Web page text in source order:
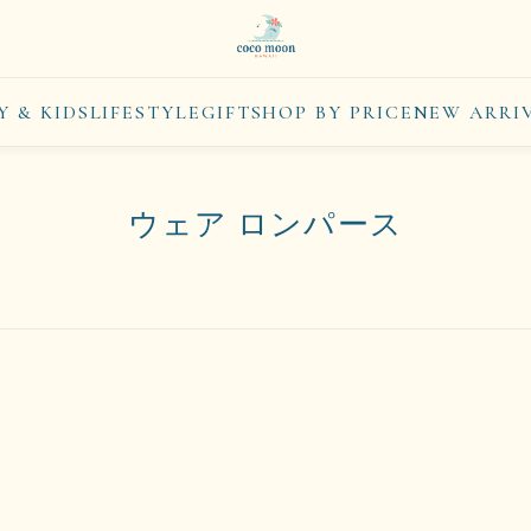
& KIDSLIFESTYLEGIFTSHOP BY PRICENEW
ウェア ロンパース